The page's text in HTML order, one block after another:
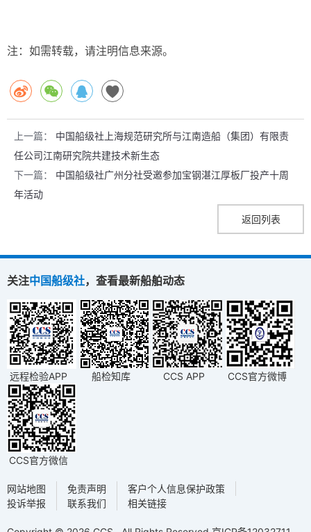
注：如需转载，请注明信息来源。
上一篇：
中国船级社上海规范研究所与江南造船（集团）有限责
任公司江南研究院共建技术新生态
下一篇：
中国船级社广州分社受邀参加宝钢湛江厚板厂投产十周
年活动
返回列表
关注中国船级社，查看最新船舶动态
远程检验APP 船检知库 CCS APP CCS官方微博
CCS官方微信
网站地图 免责声明
客户个人信息保护政策
投诉举报
联系我们 相关链接